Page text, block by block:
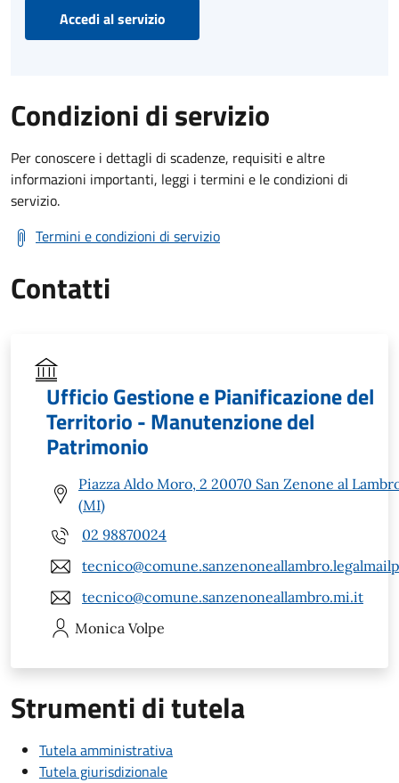
Accedi al servizio
Condizioni di servizio
Per conoscere i dettagli di scadenze, requisiti e altre
informazioni importanti, leggi i termini e le condizioni di
servizio.
Termini e condizioni di servizio
Contatti
Ufficio Gestione e Pianificazione del
Territorio - Manutenzione del
Patrimonio
Piazza Aldo Moro, 2 20070 San Zenone al
(MI)
02 98870024
tecnico@comune.sanzenoneallambro.mi.it
Monica Volpe
Strumenti di tutela
Tutela amministrativa
Tutela giurisdizionale